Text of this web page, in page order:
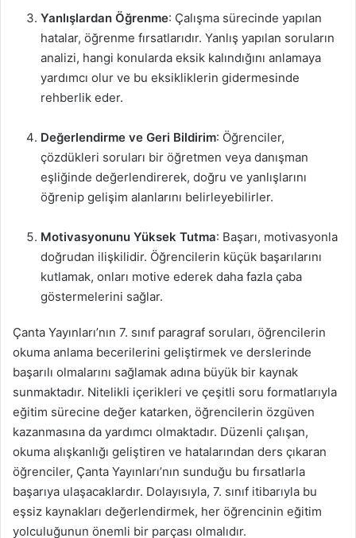
Yanlışlardan Öğrenme: Çalışma sürecinde yapılan
hatalar, öğrenme fırsatlarıdır. Yanlış yapılan soruların
analizi, hangi konularda eksik kalındığını anlamaya
yardımcı olur ve bu eksikliklerin gidermesinde
rehberlik eder.
Değerlendirme ve Geri Bildirim: Öğrenciler,
çözdükleri soruları bir öğretmen veya danışman
eşliğinde değerlendirerek, doğru ve yanlışlarını
öğrenip gelişim alanlarını belirleyebilirler.
Motivasyonunu Yüksek Tutma: Başarı, motivasyonla
doğrudan ilişkilidir. Öğrencilerin küçük başarılarını
kutlamak, onları motive ederek daha fazla çaba
göstermelerini sağlar.
Çanta Yayınları’nın 7. sınıf paragraf soruları, öğrencilerin
okuma anlama becerilerini geliştirmek ve derslerinde
başarılı olmalarını sağlamak adına büyük bir kaynak
sunmaktadır. Nitelikli içerikleri ve çeşitli soru formatlarıyla
eğitim sürecine değer katarken, öğrencilerin özgüven
kazanmasına da yardımcı olmaktadır. Düzenli çalışan,
okuma alışkanlığı geliştiren ve hatalarından ders çıkaran
öğrenciler, Çanta Yayınları’nın sunduğu bu fırsatlarla
başarıya ulaşacaklardır. Dolayısıyla, 7. sınıf itibarıyla bu
eşsiz kaynakları değerlendirmek, her öğrencinin eğitim
yolculuğunun önemli bir parçası olmalıdır.